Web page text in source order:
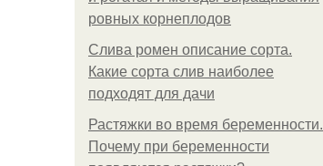
ровных корнеплодов
Слива ромен описание сорта.
Какие сорта слив наиболее
подходят для дачи
Растяжки во время беременности.
Почему при беременности